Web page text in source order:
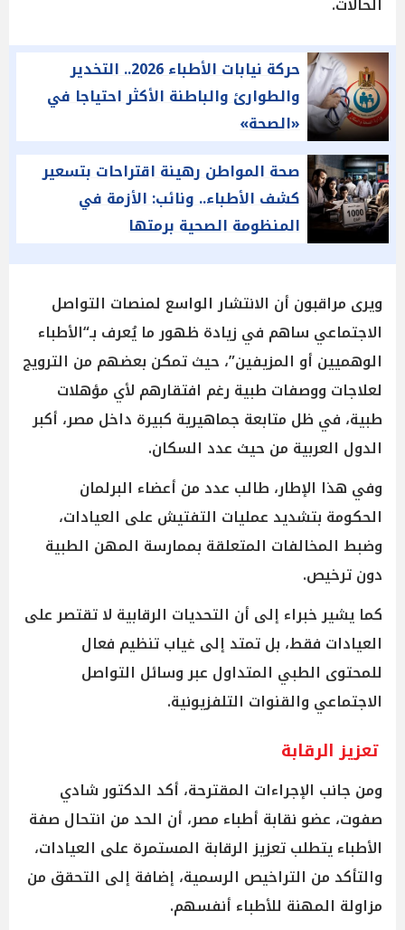
حركة نيابات الأطباء 2026.. التخدير
والطوارئ والباطنة الأكثر احتياجا في
«الصحة»
صحة المواطن رهينة اقتراحات بتسعير
كشف الأطباء.. ونائب: الأزمة في
المنظومة الصحية برمتها
ويرى مراقبون أن الانتشار الواسع لمنصات التواصل
الاجتماعي ساهم في زيادة ظهور ما يُعرف بـ“الأطباء
الوهميين أو المزيفين”، حيث تمكن بعضهم من الترويج
لعلاجات ووصفات طبية رغم افتقارهم لأي مؤهلات
طبية، في ظل متابعة جماهيرية كبيرة داخل مصر، أكبر
الدول العربية من حيث عدد السكان.
وفي هذا الإطار، طالب عدد من أعضاء البرلمان
الحكومة بتشديد عمليات التفتيش على العيادات،
وضبط المخالفات المتعلقة بممارسة المهن الطبية
دون ترخيص.
كما يشير خبراء إلى أن التحديات الرقابية لا تقتصر على
العيادات فقط، بل تمتد إلى غياب تنظيم فعال
للمحتوى الطبي المتداول عبر وسائل التواصل
الاجتماعي والقنوات التلفزيونية.
تعزيز الرقابة
ومن جانب الإجراءات المقترحة، أكد الدكتور شادي
صفوت، عضو نقابة أطباء مصر، أن الحد من انتحال صفة
الأطباء يتطلب تعزيز الرقابة المستمرة على العيادات،
والتأكد من التراخيص الرسمية، إضافة إلى التحقق من
مزاولة المهنة للأطباء أنفسهم.